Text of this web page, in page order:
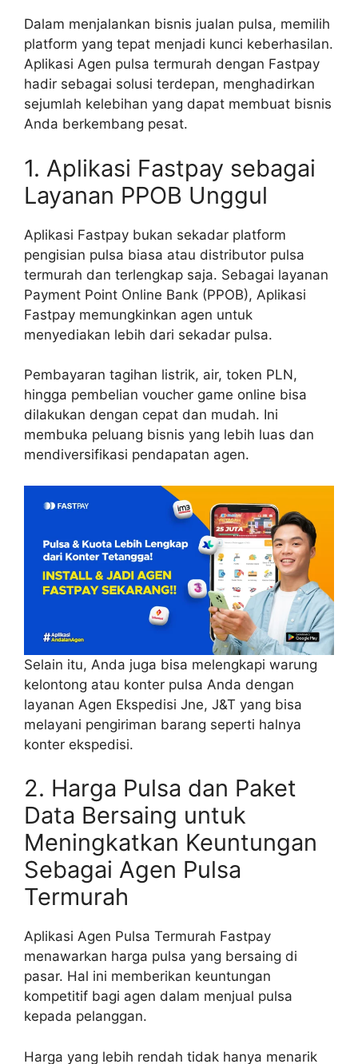
Dalam menjalankan bisnis jualan pulsa, memilih
platform yang tepat menjadi kunci keberhasilan.
Aplikasi Agen pulsa termurah dengan Fastpay
hadir sebagai solusi terdepan, menghadirkan
sejumlah kelebihan yang dapat membuat bisnis
Anda berkembang pesat.
1. Aplikasi Fastpay sebagai
Layanan PPOB Unggul
Aplikasi Fastpay bukan sekadar platform
pengisian pulsa biasa atau distributor pulsa
termurah dan terlengkap saja. Sebagai layanan
Payment Point Online Bank (PPOB), Aplikasi
Fastpay memungkinkan agen untuk
menyediakan lebih dari sekadar pulsa.
Pembayaran tagihan listrik, air, token PLN,
hingga pembelian voucher game online bisa
dilakukan dengan cepat dan mudah. Ini
membuka peluang bisnis yang lebih luas dan
mendiversifikasi pendapatan agen.
Selain itu, Anda juga bisa melengkapi warung
kelontong atau konter pulsa Anda dengan
layanan Agen Ekspedisi Jne, J&T yang bisa
melayani pengiriman barang seperti halnya
konter ekspedisi.
2. Harga Pulsa dan Paket
Data Bersaing untuk
Meningkatkan Keuntungan
Sebagai Agen Pulsa
Termurah
Aplikasi Agen Pulsa Termurah Fastpay
menawarkan harga pulsa yang bersaing di
pasar. Hal ini memberikan keuntungan
kompetitif bagi agen dalam menjual pulsa
kepada pelanggan.
Harga yang lebih rendah tidak hanya menarik